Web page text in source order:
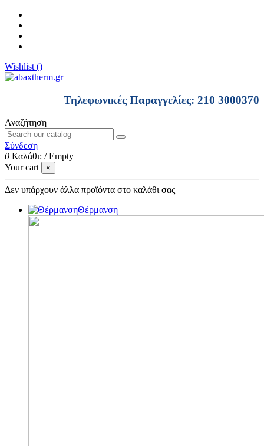
Wishlist ()
Τηλεφωνικές Παραγγελίες: 210 3000370
Αναζήτηση
Σύνδεση
0 Καλάθι: /Empty
Your cart
×
Δεν υπάρχουν άλλα προϊόντα στο καλάθι σας
Θέρμανση